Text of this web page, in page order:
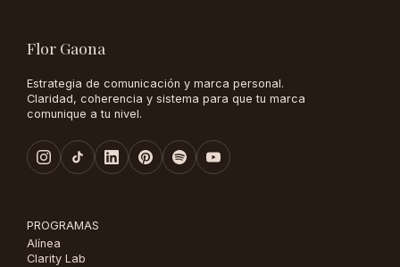
Flor Gaona
Estrategia de comunicación y marca personal.
Claridad, coherencia y sistema para que tu marca
comunique a tu nivel.
PROGRAMAS
Alínea
Clarity Lab